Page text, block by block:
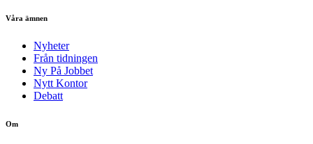
Våra ämnen
Nyheter
Från tidningen
Ny På Jobbet
Nytt Kontor
Debatt
Om